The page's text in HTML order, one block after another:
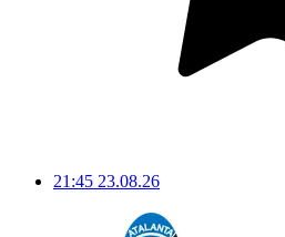
21:45 23.08.26